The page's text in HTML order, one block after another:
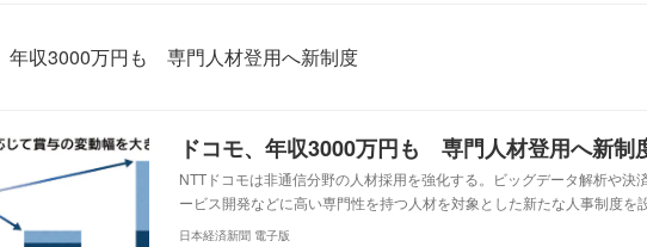
年収3000万円も 専門人材登用へ新制度
ドコモ、年収3000万円も 専門人材登用へ新制
NTTドコモは非通信分野の人材採用を強化する。ビッグデータ解析や決
ービス開発などに高い専門性を持つ人材を対象とした新たな人事制度を
日本経済新聞 電子版